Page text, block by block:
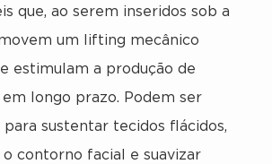
que, ao serem inseridos sob a
um lifting mecânico
estimulam a produção de
longo prazo. Podem ser
para sustentar tecidos flácidos,
contorno facial e suavizar